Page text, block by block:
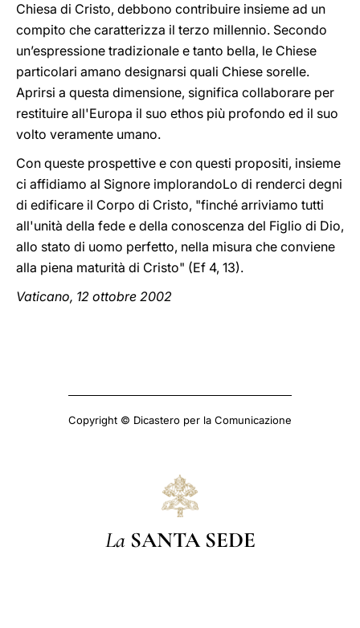
Chiesa di Cristo, debbono contribuire insieme ad un
compito che caratterizza il terzo millennio. Secondo
un’espressione tradizionale e tanto bella, le Chiese
particolari amano designarsi quali Chiese sorelle.
Aprirsi a questa dimensione, significa collaborare per
restituire all'Europa il suo ethos più profondo ed il suo
volto veramente umano.
Con queste prospettive e con questi propositi, insieme
ci affidiamo al Signore implorandoLo di renderci degni
di edificare il Corpo di Cristo, "finché arriviamo tutti
all'unità della fede e della conoscenza del Figlio di Dio,
allo stato di uomo perfetto, nella misura che conviene
alla piena maturità di Cristo" (Ef 4, 13).
Vaticano, 12 ottobre 2002
Copyright © Dicastero per la Comunicazione
La SANTA SEDE